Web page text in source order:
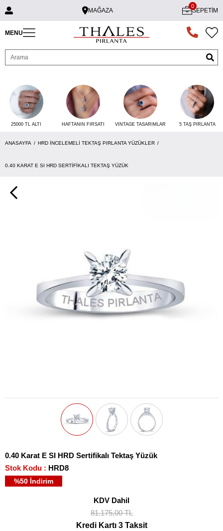
MAĞAZA SEPETIM
0
MENU
25000 TL ALTI HAFTANIN FIRSATI VINTAGE TASARIMLAR 5 TAŞ PIRLANTA
ANASAYFA HRD İNCELEMELI TEKTAŞ PIRLANTA YÜZÜKLER
0.40 KARAT E SI HRD SERTIFIKALI TEKTAŞ YÜZÜK
0.40 Karat E SI HRD Sertifikalı Tektaş Yüzük
Stok Kodu
HRD8
%50 İndirim
KDV Dahil
81.175,00 TL
Kredi Kartı 3 Taksit